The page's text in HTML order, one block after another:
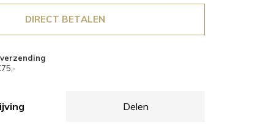
DIRECT BETALEN
Delen